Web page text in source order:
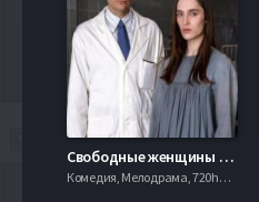
Свободные женщины (2026)
Комедия, Мелодрама, 720hd, mobilen,